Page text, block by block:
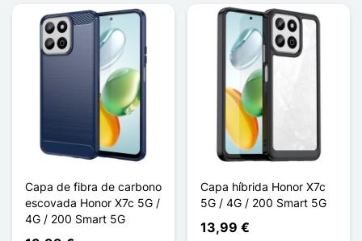
Capa de fibra de carbono
escovada Honor X7c 5G /
4G / 200 Smart 5G
Capa híbrida Honor X7c
5G / 4G / 200 Smart 5G
13,99 €